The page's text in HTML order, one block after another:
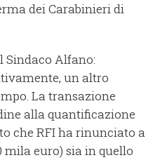
dei Carabinieri di
Sindaco Alfano:
un altro
La transazione
alla quantificazione
che RFI ha rinunciato a
euro) sia in quello